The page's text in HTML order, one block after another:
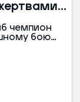
чемпион
бою